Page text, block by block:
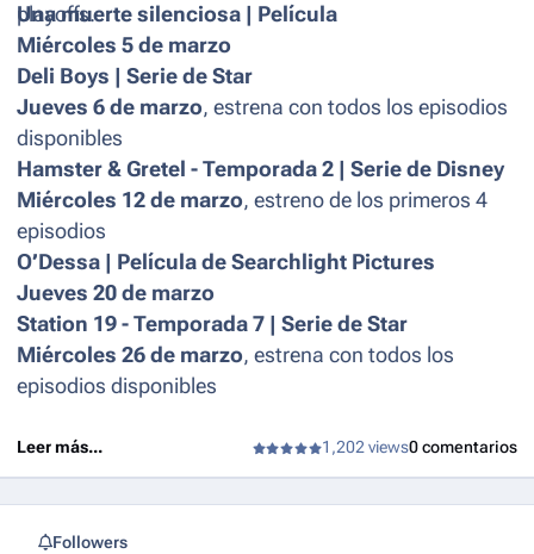
playoffs.
Una muerte silenciosa | Película
Miércoles 5 de marzo
Deli Boys | Serie de Star
Jueves 6 de marzo, estrena con todos los episodios
disponibles
Hamster & Gretel - Temporada 2 | Serie de Disney
Miércoles 12 de marzo, estreno de los primeros 4
episodios
O’Dessa | Película de Searchlight Pictures
Jueves 20 de marzo
Station 19 - Temporada 7 | Serie de Star
Miércoles 26 de marzo, estrena con todos los
episodios disponibles
Leer más... 1,202 views0 comentarios
Followers